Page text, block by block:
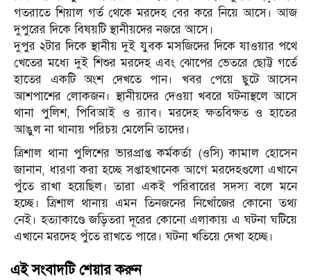
গতরাতে শিয়াল গর্ত থেকে মরদেহ বের করে নিয়ে আসে। আজ
দুপুরের দিকে বিষয়টি স্থানীয়দের নজরে আসে।
দুপুর ২টার দিকে স্থানীয় দুই যুবক মসজিদের দিকে যাওয়ার পথে
খেতের মধ্যে দুই শিশুর মরদেহ এবং ঝোপের ভেতরে ছোট্ট গর্তে
হাতের একটি অংশ দেখতে পান। খবর পেয়ে ছুটে আসেন
আশপাশের লোকজন। স্থানীয়দের দেওয়া খবরে ঘটনাস্থলে আসে
থানা পুলিশ, পিবিআই ও র‍্যাব। মরদেহ ক্ষতবিক্ষত ও হাতের
আঙুল না থানায় পরিচয় মেলেনি তাদের।
ত্রিশাল থানা পুলিশের ভারপ্রাপ্ত কর্মকর্তা (ওসি) কামাল হোসেন
জানান, ধারণা করা হচ্ছে সপ্তাহখানেক আগে মরদেহগুলো এখানে
পুঁতে রাখা হয়েছিল। তারা একই পরিবারের সদস্য বলে মনে
হচ্ছে। ত্রিশাল থানায় এমন তিনজনের নিখোঁজের কোনো তথ্য
নেই। হত্যাকাণ্ডে জড়িতরা দূরের কোনো এলাকায় এ ঘটনা ঘটিয়ে
এখানে মরদেহ পুঁতে রাখতে পারে। ঘটনা খতিয়ে দেখা হচ্ছে।
এই সংবাদটি শেয়ার করুন